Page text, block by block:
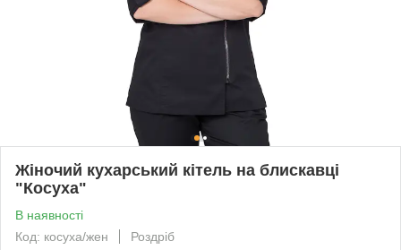
Жіночий кухарський кітель на блискавці
"Косуха"
В наявності
Код: косуха/жен
Роздріб